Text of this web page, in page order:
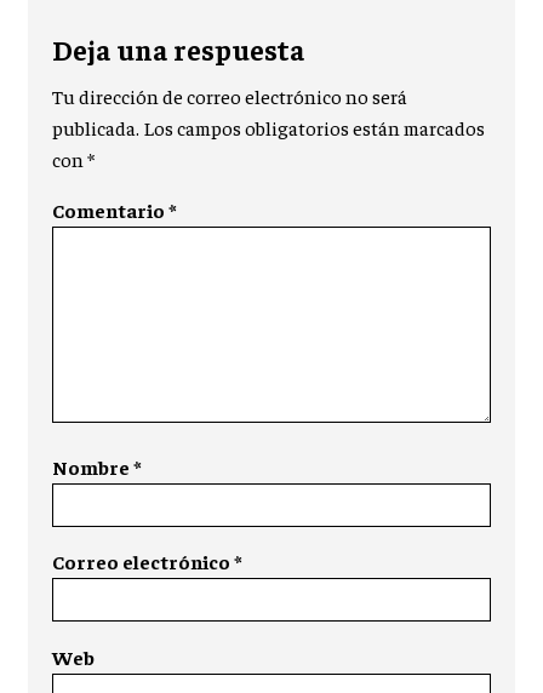
Deja una respuesta
Tu dirección de correo electrónico no será
publicada. Los campos obligatorios están marcados
con*
Comentario*
Nombre*
Correo electrónico*
Web